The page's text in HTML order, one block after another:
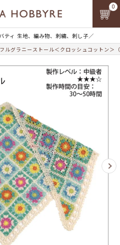
ティ 生地、編み物、刺繍、刺し子／
0
ルグラニーストール＜クロッシュコットン＞